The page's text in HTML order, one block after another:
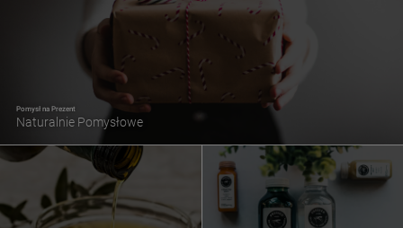
Pomysł na Prezent
Naturalnie Pomysłowe